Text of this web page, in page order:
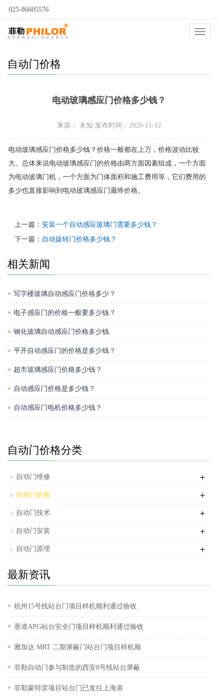
025-86605576
自动门
自动门价格
电动玻璃感应门价格多少钱？
来源： 未知 发布时间：2020-11-12
电动玻璃感应门价格多少钱？价格一般都在上万，价格波动比较
大。总体来说电动玻璃感应门的价格由两方面因素组成，一个方面
为电动玻璃门机，一个方面为门体面积和施工费用等，它们费用的
多少也直接影响到电动玻璃感应门最终价格。
上一篇： 安装一个自动感应玻璃门需要多少钱？
下一篇： 自动旋转门价格多少钱？
相关新闻
写字楼玻璃自动感应门价格多少？
电子感应门的价格一般要多少钱？
钢化玻璃自动感应门价格多少钱
平开自动感应门的价格是多少钱？
超市玻璃感应门价格多少钱？
自动感应门价格是多少钱？
自动感应门电机价格多少钱？
自动门价格分类
自动门维修 +
自动门价格 +
自动门技术 +
自动门安装 +
自动门原理 +
最新资讯
杭州15号线站台门项目样机顺利通过验收
香港APG站台安全门项目样机顺利通过验收
雅加达 MRT 二期屏蔽门站台门项目样机顺
菲勒自动门参与制造的西安8号线站台屏蔽
菲勒蒙特雷项目站台门已发往上海港